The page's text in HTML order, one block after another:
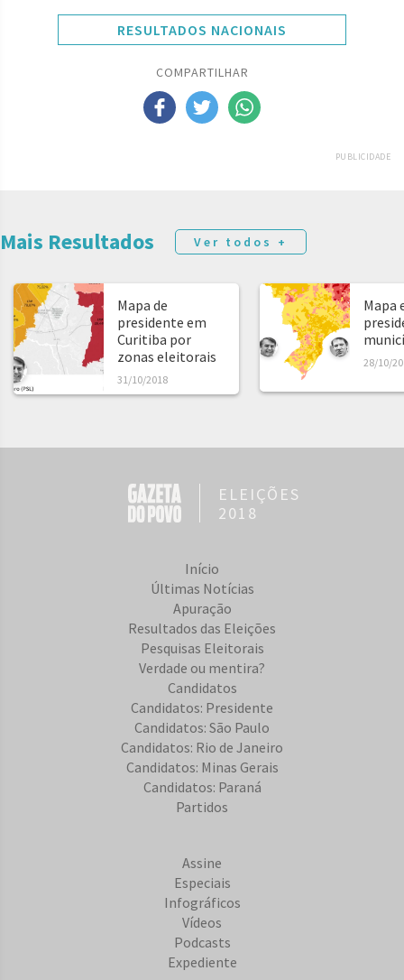
RESULTADOS NACIONAIS
COMPARTILHAR
PUBLICIDADE
Mais Resultados Ver todos +
Mapa de
presidente em
Curitiba por
zonas eleitorais
31/10/2018
Mapa
28/10/
ELEIÇÕES
2018
Início
Últimas Notícias
Apuração
Resultados das Eleições
Pesquisas Eleitorais
Verdade ou mentira?
Candidatos
Candidatos: Presidente
Candidatos: São Paulo
Candidatos: Rio de Janeiro
Candidatos: Minas Gerais
Candidatos: Paraná
Partidos
Assine
Especiais
Infográficos
Vídeos
Podcasts
Expediente